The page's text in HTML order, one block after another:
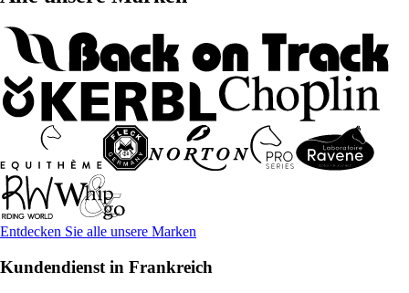
Entdecken Sie alle unsere Marken
Kundendienst in Frankreich